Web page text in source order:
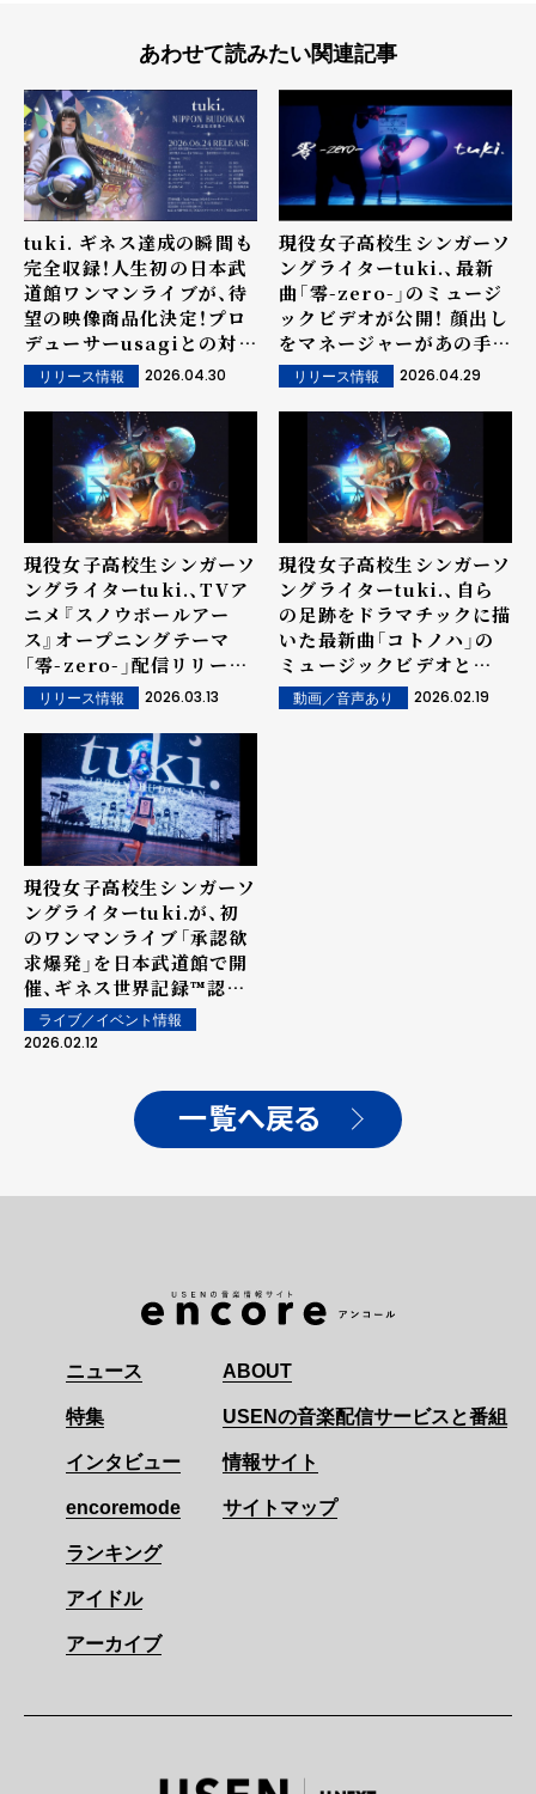
あわせて読みたい関連記事
tuki. ギネス達成の瞬間も
完全収録！人生初の日本武
道館ワンマンライブが、待
望の映像商品化決定！プロ
デューサーusagiとの対談
副音声やライブ音源CDな
ど豪華特典も
リリース情報 2026.04.30
現役女子高校生シンガーソ
ングライターtuki.、最新
曲「零-zero-」のミュージ
ックビデオが公開！ 顔出し
をマネージャーがあの手こ
の手で阻止するが⋯
リリース情報 2026.04.29
現役女子高校生シンガーソ
ングライターtuki.、TVア
ニメ『スノウボールアー
ス』オープニングテーマ
「零-zero-」配信リリース
決定！最新PVにて音源も初
解禁
リリース情報 2026.03.13
現役女子高校生シンガーソ
ングライターtuki.、自ら
の足跡をドラマチックに描
いた最新曲「コトノハ」の
ミュージックビデオと
NHK紅白歌合戦の「晩餐
歌」パフォーマンス映像を
動画／音声あり 2026.02.19
現役女子高校生シンガーソ
ングライターtuki.が、初
のワンマンライブ「承認欲
求爆発」を日本武道館で開
催、ギネス世界記録™認定
の快挙を達成！
ライブ／イベント情報
2026.02.12
一覧へ戻る
ニュース
特集
インタビュー
encoremode
ランキング
アイドル
アーカイブ
ABOUT
USENの音楽配信サービスと番組
情報サイト
サイトマップ